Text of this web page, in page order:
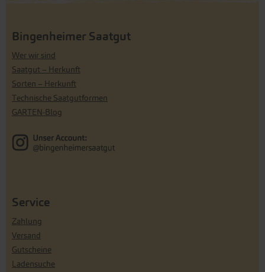
Bingenheimer Saatgut
Wer wir sind
Saatgut – Herkunft
Sorten – Herkunft
Technische Saatgutformen
GARTEN-Blog
Service
Zahlung
Versand
Gutscheine
Ladensuche